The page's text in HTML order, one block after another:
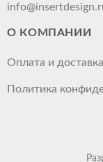
О КОМПАНИИ
Оплата и доставка
Политика